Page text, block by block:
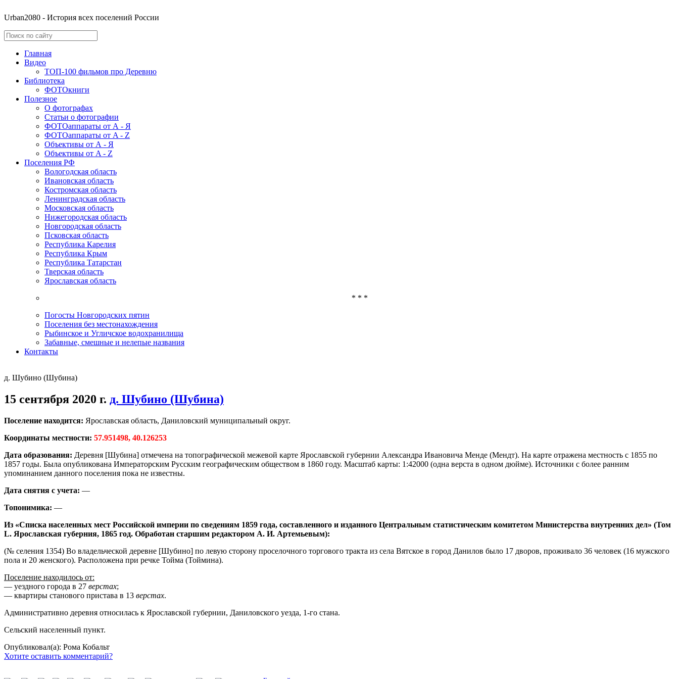
Urban2080 - История всех поселений России
Главная
Видео
ТОП-100 фильмов про Деревню
Библиотека
ФОТОкниги
Полезное
О фотографах
Статьи о фотографии
ФОТОаппараты от А - Я
ФОТОаппараты от A - Z
Объективы от А - Я
Объективы от A - Z
Поселения РФ
Вологодская область
Ивановская область
Костромская область
Ленинградская область
Московская область
Нижегородская область
Новгородская область
Псковская область
Республика Карелия
Республика Крым
Республика Татарстан
Тверская область
Ярославская область
* * *
Погосты Новгородских пятин
Поселения без местонахождения
Рыбинское и Угличское водохранилища
Забавные, смешные и нелепые названия
Контакты
д. Шубино (Шубина)
15 сентября 2020 г. д. Шубино (Шубина)
Поселение находится: Ярославская область, Даниловский муниципальный округ.
Координаты местности: 57.951498, 40.126253
Дата образования: Деревня [Шубина] отмечена на топографической межевой карте Ярославской губернии Александра Ивановича Менде (Мендт). На карте отражена местность с 1855 по
1857 годы. Была опубликована Императорским Русским географическим обществом в 1860 году. Масштаб карты: 1:42000 (одна верста в одном дюйме). Источники с более ранним
упоминанием данного поселения пока не известны.
Дата снятия с учета: —
Топонимика: —
Из «Списка населенных мест Российской империи по сведениям 1859 года, составленного и изданного Центральным статистическим комитетом Министерства внутренних дел» (Том
L. Ярославская губерния, 1865 год. Обработан старшим редактором А. И. Артемьевым):
(№ селения 1354) Во владельческой деревне [Шубино] по левую сторону проселочного торгового тракта из села Вятское в город Данилов было 17 дворов, проживало 36 человек (16 мужского
пола и 20 женского). Расположена при речке Тойма (Тоймина).
Поселение находилось от:
— уездного города в 27 верстах;
— квартиры станового пристава в 13 верстах.
Административно деревня относилась к Ярославской губернии, Даниловского уезда, 1-го стана.
Сельский населенный пункт.
Опубликовал(а): Рома Кобальт
Хотите оставить комментарий?